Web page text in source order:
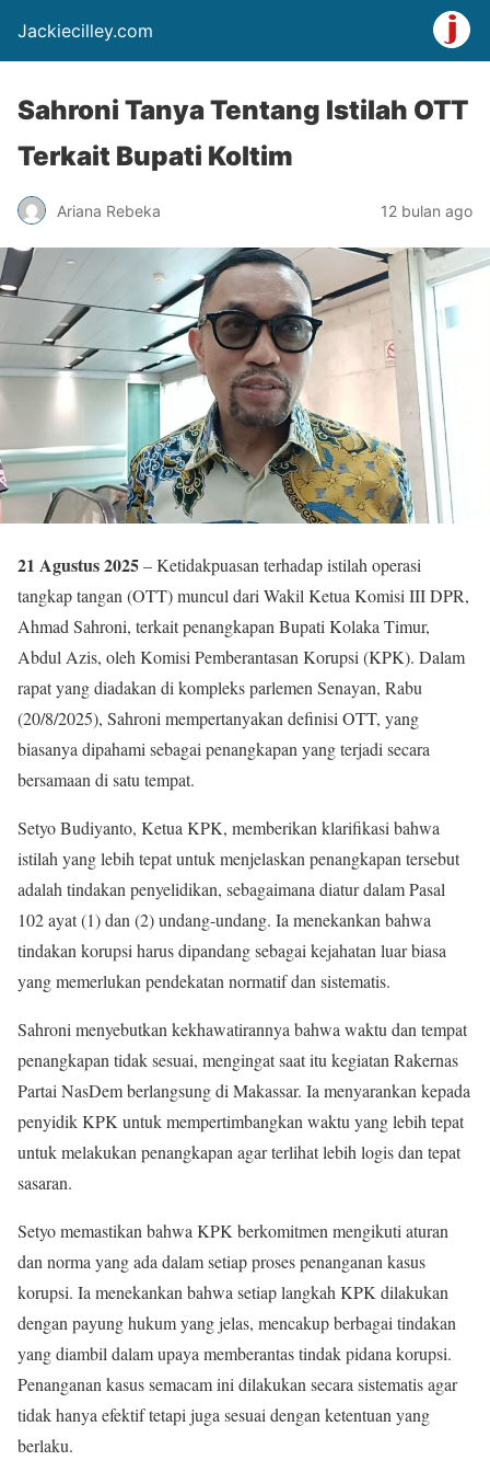
Jackiecilley.com
Sahroni Tanya Tentang Istilah OTT
Terkait Bupati Koltim
Ariana Rebeka 12 bulan ago
21 Agustus 2025– Ketidakpuasan terhadap istilah operasi
tangkap tangan (OTT) muncul dari Wakil Ketua Komisi III DPR,
Ahmad Sahroni, terkait penangkapan Bupati Kolaka Timur,
Abdul Azis, oleh Komisi Pemberantasan Korupsi (KPK). Dalam
rapat yang diadakan di kompleks parlemen Senayan, Rabu
(20/8/2025), Sahroni mempertanyakan definisi OTT, yang
biasanya dipahami sebagai penangkapan yang terjadi secara
bersamaan di satu tempat.
Setyo Budiyanto, Ketua KPK, memberikan klarifikasi bahwa
istilah yang lebih tepat untuk menjelaskan penangkapan tersebut
adalah tindakan penyelidikan, sebagaimana diatur dalam Pasal
102 ayat (1) dan (2) undang-undang. Ia menekankan bahwa
tindakan korupsi harus dipandang sebagai kejahatan luar biasa
yang memerlukan pendekatan normatif dan sistematis.
Sahroni menyebutkan kekhawatirannya bahwa waktu dan tempat
penangkapan tidak sesuai, mengingat saat itu kegiatan Rakernas
Partai NasDem berlangsung di Makassar. Ia menyarankan kepada
penyidik KPK untuk mempertimbangkan waktu yang lebih tepat
untuk melakukan penangkapan agar terlihat lebih logis dan tepat
sasaran.
Setyo memastikan bahwa KPK berkomitmen mengikuti aturan
dan norma yang ada dalam setiap proses penanganan kasus
korupsi. Ia menekankan bahwa setiap langkah KPK dilakukan
dengan payung hukum yang jelas, mencakup berbagai tindakan
yang diambil dalam upaya memberantas tindak pidana korupsi.
Penanganan kasus semacam ini dilakukan secara sistematis agar
tidak hanya efektif tetapi juga sesuai dengan ketentuan yang
berlaku.